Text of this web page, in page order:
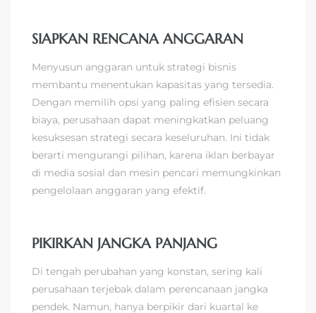
SIAPKAN RENCANA ANGGARAN
Menyusun anggaran untuk strategi bisnis
membantu menentukan kapasitas yang tersedia.
Dengan memilih opsi yang paling efisien secara
biaya, perusahaan dapat meningkatkan peluang
kesuksesan strategi secara keseluruhan. Ini tidak
berarti mengurangi pilihan, karena iklan berbayar
di media sosial dan mesin pencari memungkinkan
pengelolaan anggaran yang efektif.
PIKIRKAN JANGKA PANJANG
Di tengah perubahan yang konstan, sering kali
perusahaan terjebak dalam perencanaan jangka
pendek. Namun, hanya berpikir dari kuartal ke